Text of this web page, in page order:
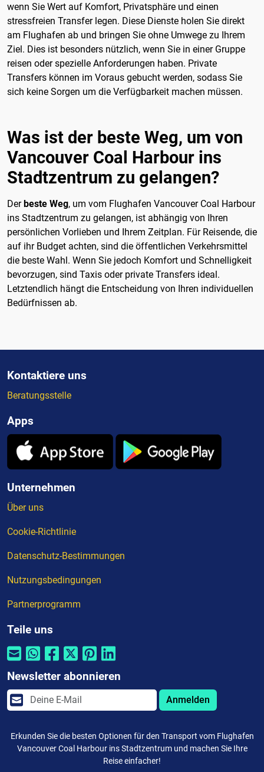
wenn Sie Wert auf Komfort, Privatsphäre und einen
stressfreien Transfer legen. Diese Dienste holen Sie direkt
am Flughafen ab und bringen Sie ohne Umwege zu Ihrem
Ziel. Dies ist besonders nützlich, wenn Sie in einer Gruppe
reisen oder spezielle Anforderungen haben. Private
Transfers können im Voraus gebucht werden, sodass Sie
sich keine Sorgen um die Verfügbarkeit machen müssen.
Was ist der beste Weg, um von
Vancouver Coal Harbour ins
Stadtzentrum zu gelangen?
Derbeste Weg, um vom Flughafen Vancouver Coal Harbour
ins Stadtzentrum zu gelangen, ist abhängig von Ihren
persönlichen Vorlieben und Ihrem Zeitplan. Für Reisende, die
auf ihr Budget achten, sind die öffentlichen Verkehrsmittel
die beste Wahl. Wenn Sie jedoch Komfort und Schnelligkeit
bevorzugen, sind Taxis oder private Transfers ideal.
Letztendlich hängt die Entscheidung von Ihren individuellen
Bedürfnissen ab.
Kontaktiere uns
Beratungsstelle
Apps
Unternehmen
Über uns
Cookie-Richtlinie
Datenschutz-Bestimmungen
Nutzungsbedingungen
Partnerprogramm
Teile uns
Newsletter abonnieren
Anmelden
Erkunden Sie die besten Optionen für den Transport vom Flughafen
Vancouver Coal Harbour ins Stadtzentrum und machen Sie Ihre
Reise einfacher!